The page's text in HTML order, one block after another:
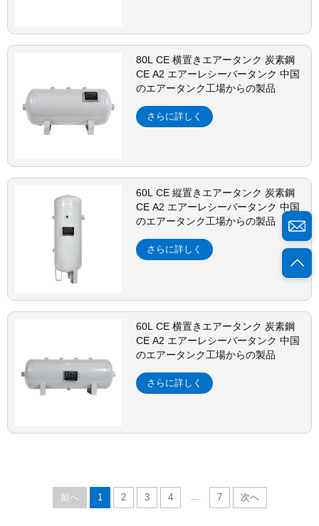
80L CE 横置きエアータンク 炭素鋼
CE A2 エアーレシーバータンク 中国
のエアータンク工場からの製品
さらに詳しく
60L CE 縦置きエアータンク 炭素鋼
CE A2 エアーレシーバータンク 中国
のエアータンク工場からの製品
さらに詳しく
60L CE 横置きエアータンク 炭素鋼
CE A2 エアーレシーバータンク 中国
のエアータンク工場からの製品
さらに詳しく
前へ 1 2 3 4 7 次へ